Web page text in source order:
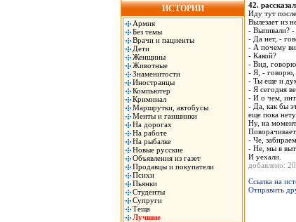
ИСТОРИИ
Армия
Без темы
Врачи и пациенты
Дети
Женщины
Животные
Знаменитости
Иностранцы
Компьютер
Криминал
Маршрутки, автобусы
Менты и гаишники
На дорогах
На работе
На рыбалке
Новые русские
Объявления из газет
Продавцы и покупатели
Психи
Пьянки
Студенты
Супруги
Теща
Лучшие
42.
Иду тут
Вылезает из
- Выпивали? -
- Да нет, -
- А почему
- Какой?
- Вид,
- Я, - говорю,
- Ты еще и
- Я сегодня
- И о чем,
- Да, как бы
еще пока нету.
Ну, на
- Че,
- Не, мы в
И уехали.
добавлено:
Ссылка на
Отправить